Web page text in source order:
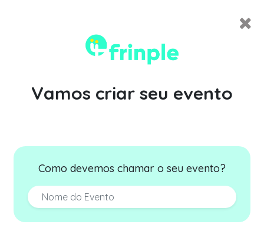
Vamos criar seu evento
Como devemos chamar o seu evento?